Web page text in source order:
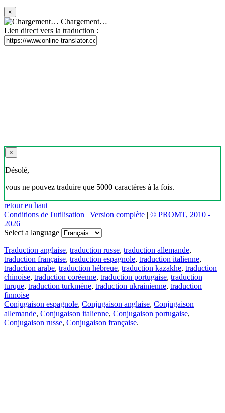
×
Chargement…
Lien direct vers la traduction :
×
Désolé,
vous ne pouvez traduire que 5000 caractères à la fois.
retour en haut
Conditions de l'utilisation | Version complète | © PROMT, 2010 -
2026
Select a language
Traduction anglaise, traduction russe, traduction allemande,
traduction française, traduction espagnole, traduction italienne,
traduction arabe, traduction hébreue, traduction kazakhe, traduction
chinoise, traduction coréenne, traduction portugaise, traduction
turque, traduction turkmène, traduction ukrainienne, traduction
finnoise
Conjugaison espagnole, Conjugaison anglaise, Conjugaison
allemande, Conjugaison italienne, Conjugaison portugaise,
Conjugaison russe, Conjugaison française.